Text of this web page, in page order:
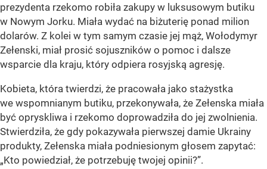
prezydenta rzekomo robiła zakupy w luksusowym butiku
w Nowym Jorku. Miała wydać na biżuterię ponad milion
dolarów. Z kolei w tym samym czasie jej mąż, Wołodymyr
Zełenski, miał prosić sojuszników o pomoc i dalsze
wsparcie dla kraju, który odpiera rosyjską agresję.
Kobieta, która twierdzi, że pracowała jako stażystka
we wspomnianym butiku, przekonywała, że Zełenska miała
być opryskliwa i rzekomo doprowadziła do jej zwolnienia.
Stwierdziła, że gdy pokazywała pierwszej damie Ukrainy
produkty, Zełenska miała podniesionym głosem zapytać:
„Kto powiedział, że potrzebuję twojej opinii?”.